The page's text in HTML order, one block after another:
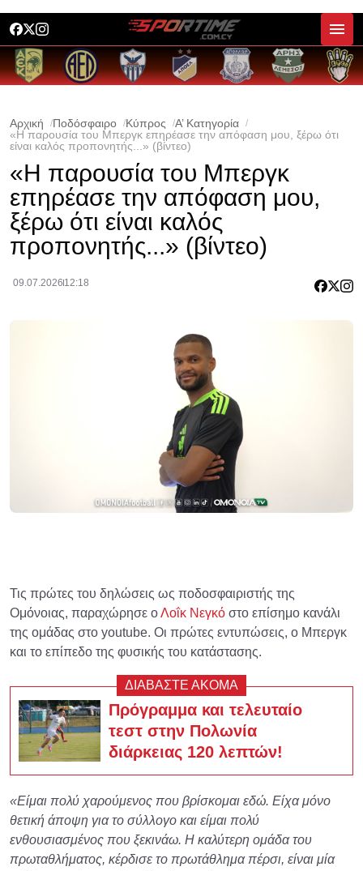
Αρχική Ποδόσφαιρο Κύπρος
Α’ Κατηγορία
«Η παρουσία του Μπεργκ επηρέασε την απόφαση μου, ξέρω ότι
είναι καλός προπονητής...» (βίντεο)
«Η παρουσία του Μπεργκ
επηρέασε την απόφαση μου,
ξέρω ότι είναι καλός
προπονητής...» (βίντεο)
09.07.2026 12:18
Τις πρώτες του δηλώσεις ως ποδοσφαιριστής της
Ομόνοιας, παραχώρησε οΛοΐκ Νεγκό στο επίσημο κανάλι
της ομάδας στο youtube. Οι πρώτες εντυπώσεις, ο Μπεργκ
και το επίπεδο της φυσικής του κατάστασης.
ΔΙΑΒΑΣΤΕ ΑΚΟΜΑ
Πρόγραμμα και τελευταίο
τεστ στην Πολωνία
διάρκειας 120 λεπτών!
«Είμαι πολύ χαρούμενος που βρίσκομαι εδώ. Είχα μόνο
θετική άποψη για το σύλλογο και είμαι πολύ
ενθουσιασμένος που ξεκινάω. Η καλύτερη ομάδα του
πρωταθλήματος, κέρδισε το πρωτάθλημα πέρσι, είναι μία